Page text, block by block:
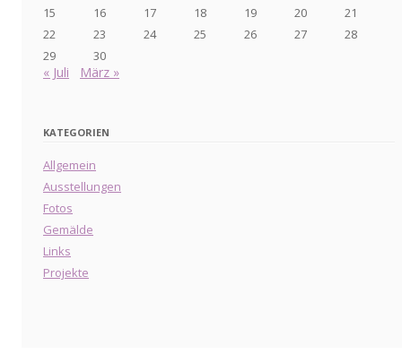
15
16 17 18 19 20
21
22
23 24 25 26 27
28
29
30
« Juli März »
KATEGORIEN
Allgemein
Ausstellungen
Fotos
Gemälde
Links
Projekte